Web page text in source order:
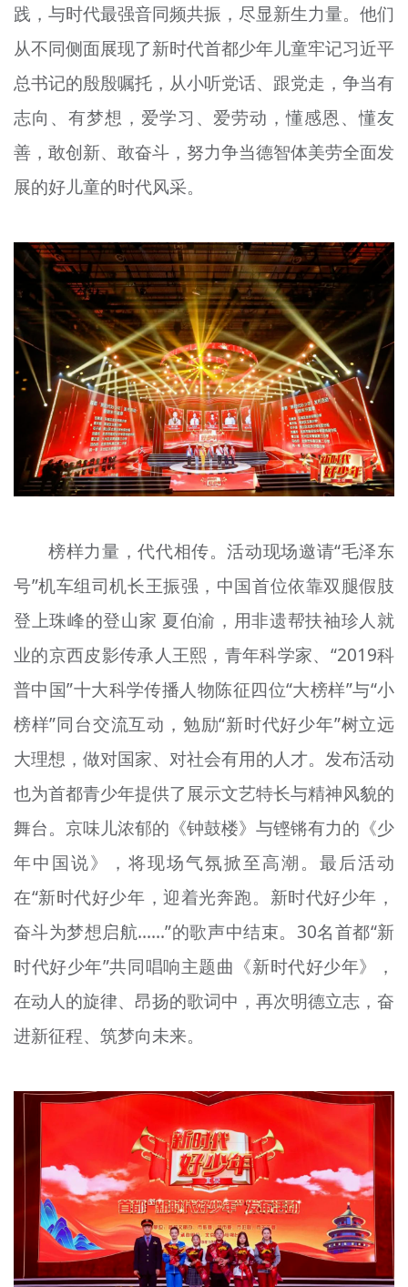
践，与时代最强音同频共振，尽显新生力量。他们
从不同侧面展现了新时代首都少年儿童牢记习近平
总书记的殷殷嘱托，从小听党话、跟党走，争当有
志向、有梦想， 爱学习 、爱劳动，懂感恩、懂友
善，敢创新、敢奋斗，努力争当德智体美劳全面发
展的好儿童的时代风采。
榜样力量，代代相传。活动现场邀请“毛泽东
号”机车组司机长王振强，中国首位依靠双腿假肢
登上珠峰的登山家 夏伯渝，用非遗帮扶袖珍人就
业的京西皮影传承人王熙，青年科学家、“2019科
普中国”十大科学传播人物陈征四位“大榜样”与“小
榜样”同台交流互动，勉励“新时代好少年”树立远
大理想，做对国家、对社会有用的人才。发布活动
也为首都青少年提供了展示文艺特长与精神风貌的
舞台。京味儿浓郁的《钟鼓楼》与铿锵有力的《少
年中国说》，将现场气氛掀至高潮。最后活动
在“新时代好少年，迎着光奔跑。新时代好少年，
奋斗为梦想启航……”的歌声中结束。30名首都“新
时代好少年”共同唱响主题曲《新时代好少年》，
在动人的旋律、昂扬的歌词中，再次明德立志，奋
进新征程、筑梦向未来。